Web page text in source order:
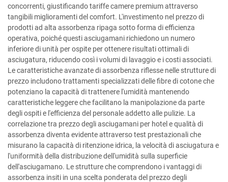
concorrenti, giustificando tariffe camere premium attraverso
tangibili miglioramenti del comfort. L'investimento nel prezzo di
prodotti ad alta assorbenza ripaga sotto forma di efficienza
operativa, poiché questi asciugamani richiedono un numero
inferiore di unità per ospite per ottenere risultati ottimali di
asciugatura, riducendo così i volumi di lavaggio e i costi associati.
Le caratteristiche avanzate di assorbenza riflesse nelle strutture di
prezzo includono trattamenti specializzati delle fibre di cotone che
potenziano la capacità di trattenere l'umidità mantenendo
caratteristiche leggere che facilitano la manipolazione da parte
degli ospiti e l'efficienza del personale addetto alle pulizie. La
correlazione tra prezzo degli asciugamani per hotel e qualità di
assorbenza diventa evidente attraverso test prestazionali che
misurano la capacità di ritenzione idrica, la velocità di asciugatura e
l'uniformità della distribuzione dell'umidità sulla superficie
dell'asciugamano. Le strutture che comprendono i vantaggi di
assorbenza insiti in una scelta ponderata del prezzo degli